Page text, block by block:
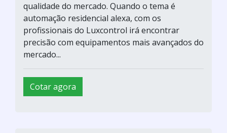
qualidade do mercado. Quando o tema é
automação residencial alexa, com os
profissionais do Luxcontrol irá encontrar
precisão com equipamentos mais avançados do
mercado...
Cotar agora